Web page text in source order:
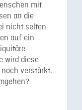
mit
an die
nicht selten
auf ein
wird diese
verstärkt.